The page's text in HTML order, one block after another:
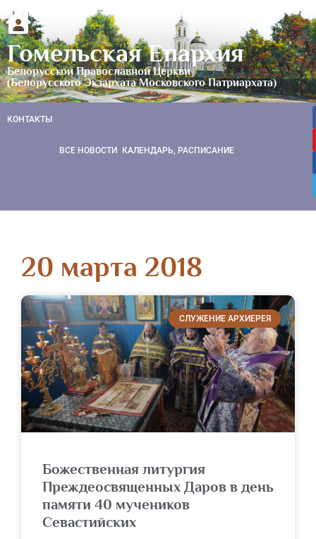
Гомельская Епархия
Белорусской Православной Церкви
(Белорусского Экзархата Московского Патриархата)
КОНТАКТЫ
ВСЕ НОВОСТИ КАЛЕНДАРЬ, РАСПИСАНИЕ
20 марта 2018
СЛУЖЕНИЕ АРХИЕРЕЯ
Божественная литургия
Преждеосвященных Даров в день
памяти 40 мучеников
Севастийских